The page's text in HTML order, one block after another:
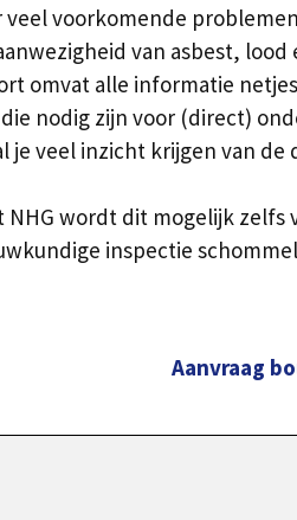
veel voorkomende
van asbest,
omvat alle informatie
nodig zijn voor (direct)
je veel inzicht krijgen van de
NHG wordt dit mogelijk zelfs
inspectie
Aanvraag